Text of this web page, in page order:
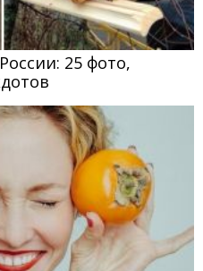
25 фото,